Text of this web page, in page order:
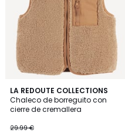
LA REDOUTE COLLECTIONS
Chaleco de borreguito con
cierre de cremallera
29.99 €
5
/
5